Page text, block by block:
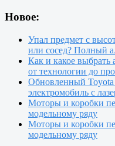
Новое:
Упал предмет с
или сосед? Полный
Как и какое
от технологии до
Обновленный
электромобиль с
Моторы и коробки
модельному ряду
Моторы и коробки
модельному ряду